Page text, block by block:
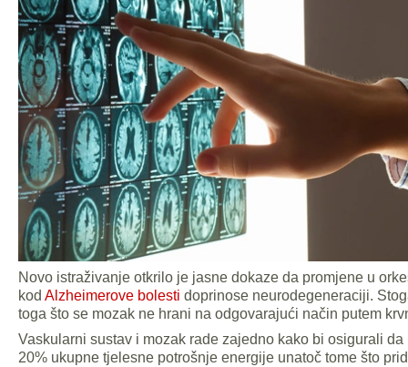
Novo istraživanje otkrilo je jasne dokaze da promjene u
kod Alzheimerove bolesti doprinose neurodegeneraciji.
toga što se mozak ne hrani na odgovarajući način putem
Vaskularni sustav i mozak rade zajedno kako bi osigurali
20% ukupne tjelesne potrošnje energije unatoč tome što